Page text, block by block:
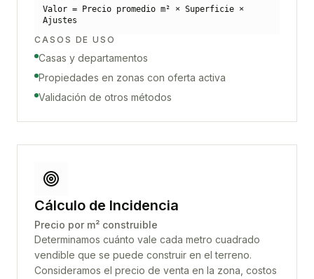
Valor = Precio promedio m² × Superficie ×
Ajustes
CASOS DE USO
Casas y departamentos
Propiedades en zonas con oferta activa
Validación de otros métodos
Cálculo de Incidencia
Precio por m² construible
Determinamos cuánto vale cada metro cuadrado
vendible que se puede construir en el terreno.
Consideramos el precio de venta en la zona, costos